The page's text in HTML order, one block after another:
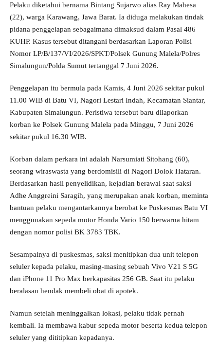
Pelaku diketahui bernama Bintang Sujarwo alias Ray Mahesa
(22), warga Karawang, Jawa Barat. Ia diduga melakukan tindak
pidana penggelapan sebagaimana dimaksud dalam Pasal 486
KUHP. Kasus tersebut ditangani berdasarkan Laporan Polisi
Nomor LP/B/137/VI/2026/SPKT/Polsek Gunung Malela/Polres
Simalungun/Polda Sumut tertanggal 7 Juni 2026.
Penggelapan itu bermula pada Kamis, 4 Juni 2026 sekitar pukul
11.00 WIB di Batu VI, Nagori Lestari Indah, Kecamatan Siantar,
Kabupaten Simalungun. Peristiwa tersebut baru dilaporkan
korban ke Polsek Gunung Malela pada Minggu, 7 Juni 2026
sekitar pukul 16.30 WIB.
Korban dalam perkara ini adalah Narsumiati Sitohang (60),
seorang wiraswasta yang berdomisili di Nagori Dolok Hataran.
Berdasarkan hasil penyelidikan, kejadian berawal saat saksi
Adhe Anggreini Saragih, yang merupakan anak korban, meminta
bantuan pelaku mengantarkannya berobat ke Puskesmas Batu VI
menggunakan sepeda motor Honda Vario 150 berwarna hitam
dengan nomor polisi BK 3783 TBK.
Sesampainya di puskesmas, saksi menitipkan dua unit telepon
seluler kepada pelaku, masing-masing sebuah Vivo V21 S 5G
dan iPhone 11 Pro Max berkapasitas 256 GB. Saat itu pelaku
beralasan hendak membeli obat di apotek.
Namun setelah meninggalkan lokasi, pelaku tidak pernah
kembali. Ia membawa kabur sepeda motor beserta kedua telepon
seluler yang dititipkan kepadanya.